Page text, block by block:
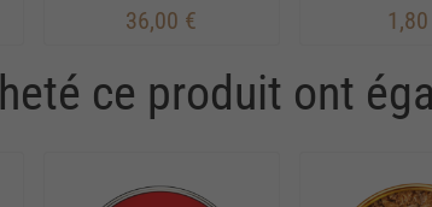
36,00 €
ce produit ont